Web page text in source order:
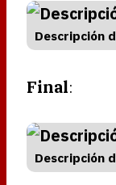
Descripción
Final:
Descripción